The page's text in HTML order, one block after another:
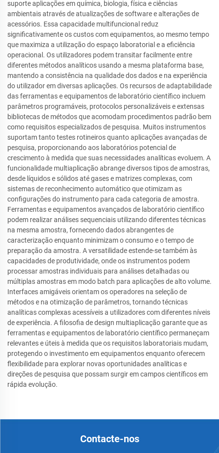
suporte aplicações em química, biologia, física e ciências
ambientais através de atualizações de software e alterações de
acessórios. Essa capacidade multifuncional reduz
significativamente os custos com equipamentos, ao mesmo tempo
que maximiza a utilização do espaço laboratorial e a eficiência
operacional. Os utilizadores podem transitar facilmente entre
diferentes métodos analíticos usando a mesma plataforma base,
mantendo a consistência na qualidade dos dados e na experiência
do utilizador em diversas aplicações. Os recursos de adaptabilidade
das ferramentas e equipamentos de laboratório científico incluem
parâmetros programáveis, protocolos personalizáveis e extensas
bibliotecas de métodos que acomodam procedimentos padrão bem
como requisitos especializados de pesquisa. Muitos instrumentos
suportam tanto testes rotineiros quanto aplicações avançadas de
pesquisa, proporcionando aos laboratórios potencial de
crescimento à medida que suas necessidades analíticas evoluem. A
funcionalidade multiaplicação abrange diversos tipos de amostras,
desde líquidos e sólidos até gases e matrizes complexas, com
sistemas de reconhecimento automático que otimizam as
configurações do instrumento para cada categoria de amostra.
Ferramentas e equipamentos avançados de laboratório científico
podem realizar análises sequenciais utilizando diferentes técnicas
na mesma amostra, fornecendo dados abrangentes de
caracterização enquanto minimizam o consumo e o tempo de
preparação da amostra. A versatilidade estende-se também às
capacidades de produtividade, onde os instrumentos podem
processar amostras individuais para análises detalhadas ou
múltiplas amostras em modo batch para aplicações de alto volume.
Interfaces amigáveis orientam os operadores na seleção de
métodos e na otimização de parâmetros, tornando técnicas
analíticas complexas acessíveis a utilizadores com diferentes níveis
de experiência. A filosofia de design multiaplicação garante que as
ferramentas e equipamentos de laboratório científico permaneçam
relevantes e úteis à medida que os requisitos laboratoriais mudam,
protegendo o investimento em equipamentos enquanto oferecem
flexibilidade para explorar novas oportunidades analíticas e
direções de pesquisa que possam surgir em campos científicos em
rápida evolução.
Contacte-nos